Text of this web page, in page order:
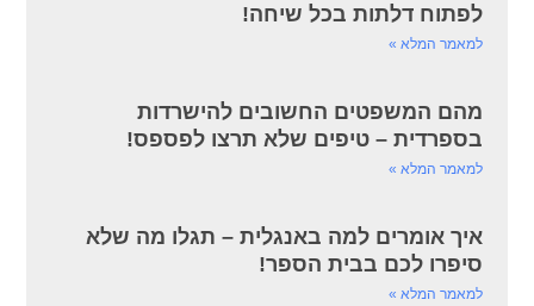
לפתוח דלתות בכל שיחה!
למאמר המלא »
מהם המשפטים החשובים להישרדות
בספרדית – טיפים שלא תרצו לפספס!
למאמר המלא »
איך אומרים למה באנגלית – תגלו מה שלא
סיפרו לכם בבית הספר!
למאמר המלא »